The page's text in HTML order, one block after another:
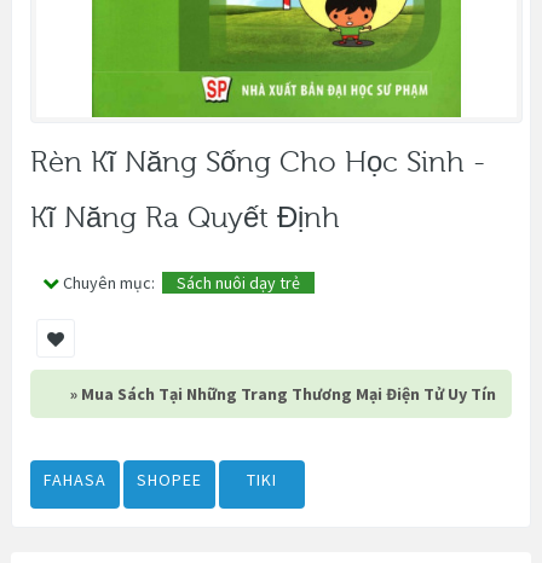
Rèn Kĩ Năng Sống Cho Học Sinh -
Kĩ Năng Ra Quyết Định
Chuyên mục: Sách nuôi dạy trẻ
» Mua Sách Tại Những Trang Thương Mại Điện Tử Uy Tín
FAHASA SHOPEE TIKI